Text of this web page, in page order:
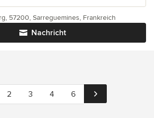
Nachricht
57200, Sarreguemines, Frankreich
2 3 4 6